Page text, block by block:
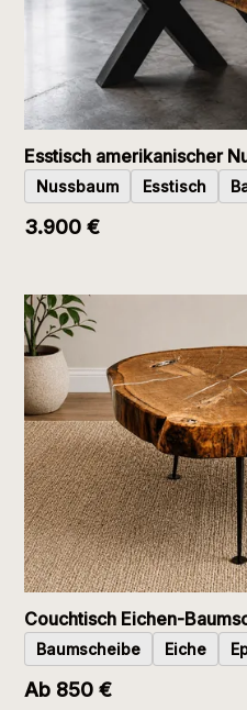
Esstisch amerikanischer
Nussbaum Esstisch
3.900 €
Couchtisch Eichen-
Baumscheibe Eiche
Ab 850 €